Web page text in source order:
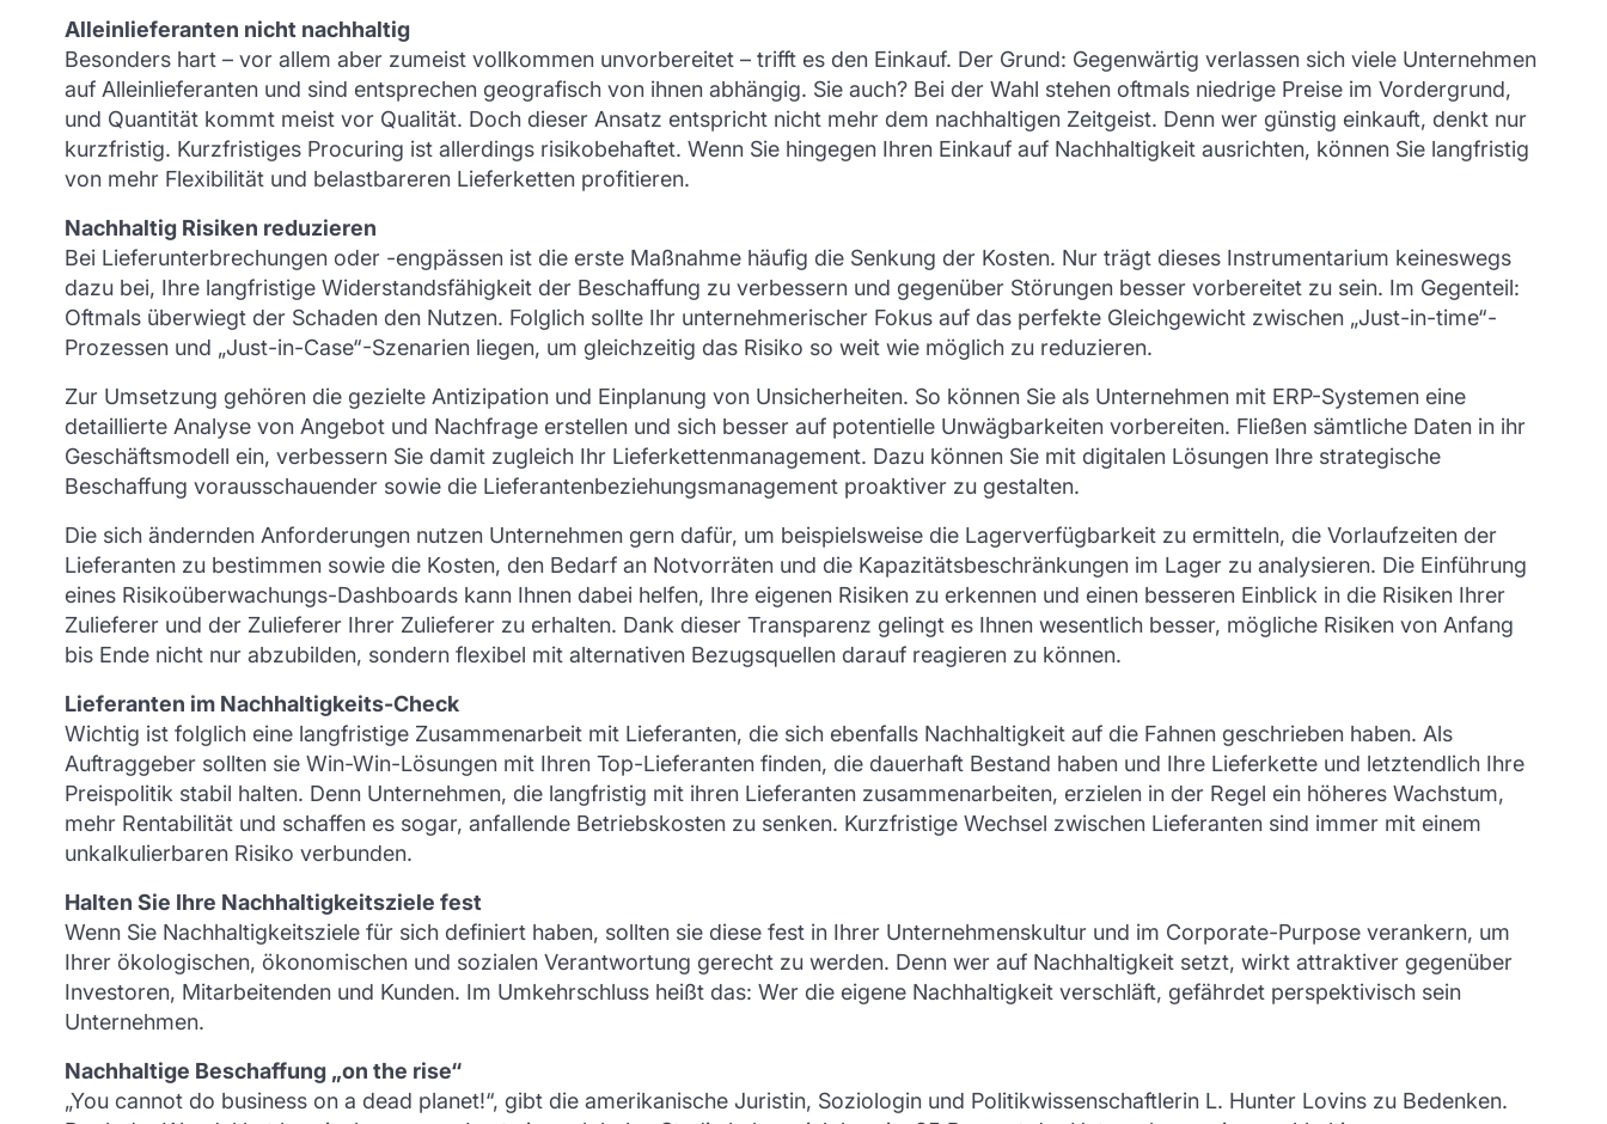
Alleinlieferanten nicht nachhaltig
Besonders hart – vor allem aber zumeist vollkommen unvorbereitet – trifft es den Einkauf. Der Grund: Gegenwärtig verlassen sich viele Unternehmen
auf Alleinlieferanten und sind entsprechen geografisch von ihnen abhängig. Sie auch? Bei der Wahl stehen oftmals niedrige Preise im Vordergrund,
und Quantität kommt meist vor Qualität. Doch dieser Ansatz entspricht nicht mehr dem nachhaltigen Zeitgeist. Denn wer günstig einkauft, denkt nur
kurzfristig. Kurzfristiges Procuring ist allerdings risikobehaftet. Wenn Sie hingegen Ihren Einkauf auf Nachhaltigkeit ausrichten, können Sie langfristig
von mehr Flexibilität und belastbareren Lieferketten profitieren.
Nachhaltig Risiken reduzieren
Bei Lieferunterbrechungen oder -engpässen ist die erste Maßnahme häufig die Senkung der Kosten. Nur trägt dieses Instrumentarium keineswegs
dazu bei, Ihre langfristige Widerstandsfähigkeit der Beschaffung zu verbessern und gegenüber Störungen besser vorbereitet zu sein. Im Gegenteil:
Oftmals überwiegt der Schaden den Nutzen. Folglich sollte Ihr unternehmerischer Fokus auf das perfekte Gleichgewicht zwischen „Just-in-time“-
Prozessen und „Just-in-Case“-Szenarien liegen, um gleichzeitig das Risiko so weit wie möglich zu reduzieren.
Zur Umsetzung gehören die gezielte Antizipation und Einplanung von Unsicherheiten. So können Sie als Unternehmen mit ERP-Systemen eine
detaillierte Analyse von Angebot und Nachfrage erstellen und sich besser auf potentielle Unwägbarkeiten vorbereiten. Fließen sämtliche Daten in ihr
Geschäftsmodell ein, verbessern Sie damit zugleich Ihr Lieferkettenmanagement. Dazu können Sie mit digitalen Lösungen Ihre strategische
Beschaffung vorausschauender sowie die Lieferantenbeziehungsmanagement proaktiver zu gestalten.
Die sich ändernden Anforderungen nutzen Unternehmen gern dafür, um beispielsweise die Lagerverfügbarkeit zu ermitteln, die Vorlaufzeiten der
Lieferanten zu bestimmen sowie die Kosten, den Bedarf an Notvorräten und die Kapazitätsbeschränkungen im Lager zu analysieren. Die Einführung
eines Risikoüberwachungs-Dashboards kann Ihnen dabei helfen, Ihre eigenen Risiken zu erkennen und einen besseren Einblick in die Risiken Ihrer
Zulieferer und der Zulieferer Ihrer Zulieferer zu erhalten. Dank dieser Transparenz gelingt es Ihnen wesentlich besser, mögliche Risiken von Anfang
bis Ende nicht nur abzubilden, sondern flexibel mit alternativen Bezugsquellen darauf reagieren zu können.
Lieferanten im Nachhaltigkeits-Check
Wichtig ist folglich eine langfristige Zusammenarbeit mit Lieferanten, die sich ebenfalls Nachhaltigkeit auf die Fahnen geschrieben haben. Als
Auftraggeber sollten sie Win-Win-Lösungen mit Ihren Top-Lieferanten finden, die dauerhaft Bestand haben und Ihre Lieferkette und letztendlich Ihre
Preispolitik stabil halten. Denn Unternehmen, die langfristig mit ihren Lieferanten zusammenarbeiten, erzielen in der Regel ein höheres Wachstum,
mehr Rentabilität und schaffen es sogar, anfallende Betriebskosten zu senken. Kurzfristige Wechsel zwischen Lieferanten sind immer mit einem
unkalkulierbaren Risiko verbunden.
Halten Sie Ihre Nachhaltigkeitsziele fest
Wenn Sie Nachhaltigkeitsziele für sich definiert haben, sollten sie diese fest in Ihrer Unternehmenskultur und im Corporate-Purpose verankern, um
Ihrer ökologischen, ökonomischen und sozialen Verantwortung gerecht zu werden. Denn wer auf Nachhaltigkeit setzt, wirkt attraktiver gegenüber
Investoren, Mitarbeitenden und Kunden. Im Umkehrschluss heißt das: Wer die eigene Nachhaltigkeit verschläft, gefährdet perspektivisch sein
Unternehmen.
Nachhaltige Beschaffung „on the rise“
„You cannot do business on a dead planet!“, gibt die amerikanische Juristin, Soziologin und Politikwissenschaftlerin L. Hunter Lovins zu Bedenken.